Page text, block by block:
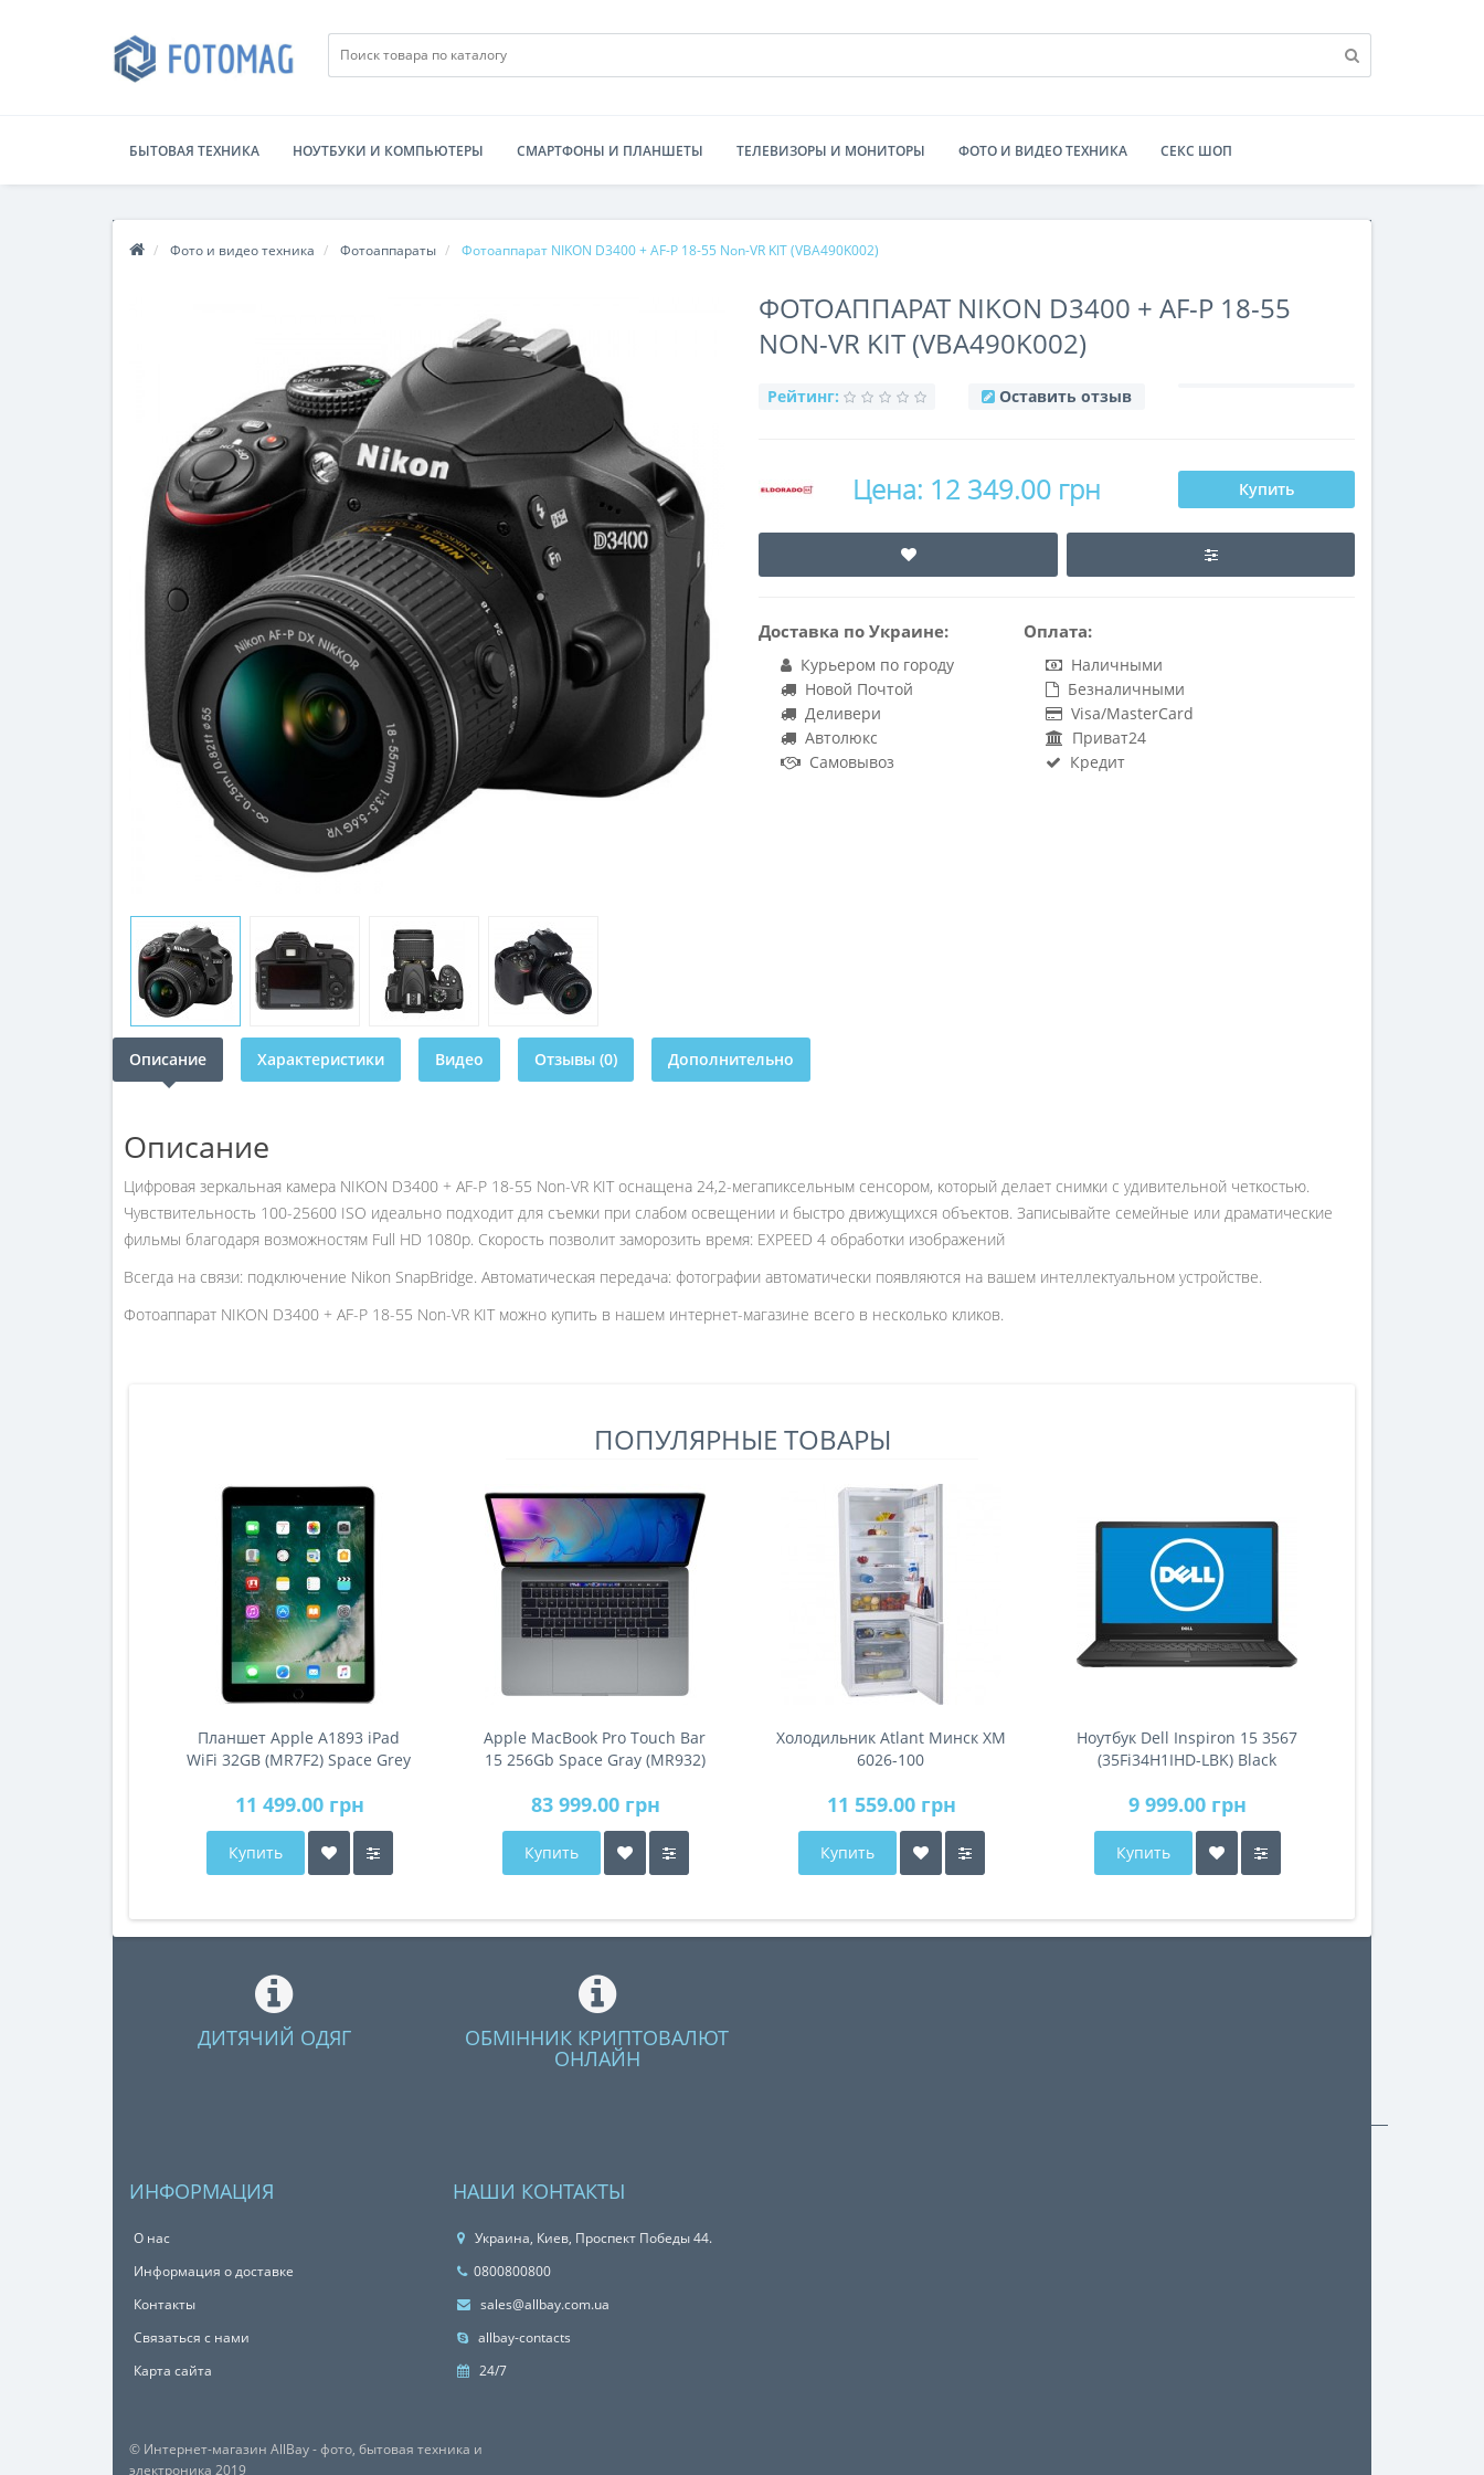
БЫТОВАЯ ТЕХНИКА НОУТБУКИ И КОМПЬЮТЕРЫ СМАРТФОНЫ И ПЛАНШЕТЫ ТЕЛЕВИЗОРЫ И МОНИТОРЫ ФОТО И ВИДЕО ТЕХНИКА СЕКС ШОП
Фото и видео техника Фотоаппараты Фотоаппарат NIKON D3400 + AF-P 18-55 Non-VR KIT (VBA490K002)
ФОТОАППАРАТ NIKON D3400 + AF-P 18-55
NON-VR KIT (VBA490K002)
Рейтинг: Оставить отзыв
Цена: 12 349.00 грн Купить
Доставка по Украине:
Курьером по городу
Новой Почтой
Деливери
Автолюкс
Самовывоз
Оплата:
Наличными
Безналичными
Visa/MasterCard
Приват24
Кредит
Описание Характеристики Видео Отзывы (0) Дополнительно
Описание
Цифровая зеркальная камера NIKON D3400 + AF-P 18-55 Non-VR KIT оснащена 24,2-мегапиксельным сенсором, который делает снимки с удивительной четкостью.
Чувствительность 100-25600 ISO идеально подходит для съемки при слабом освещении и быстро движущихся объектов. Записывайте семейные или драматические
фильмы благодаря возможностям Full HD 1080p. Скорость позволит заморозить время: EXPEED 4 обработки изображений
Всегда на связи: подключение Nikon SnapBridge. Автоматическая передача: фотографии автоматически появляются на вашем интеллектуальном устройстве.
Фотоаппарат NIKON D3400 + AF-P 18-55 Non-VR KIT можно купить в нашем интернет-магазине всего в несколько кликов.
ПОПУЛЯРНЫЕ ТОВАРЫ
Планшет Apple A1893 iPad
WiFi 32GB (MR7F2) Space Grey
11 499.00 грн
Купить
Apple MacBook Pro Touch Bar
15 256Gb Space Gray (MR932)
83 999.00 грн
Купить
Холодильник Atlant Минск ХМ
6026-100
11 559.00 грн
Купить
Ноутбук Dell Inspiron 15 3567
(35Fi34H1IHD-LBK) Black
9 999.00 грн
Купить
ДИТЯЧИЙ ОДЯГ ОБМІННИК КРИПТОВАЛЮТ
ОНЛАЙН
ИНФОРМАЦИЯ
О нас
Информация о доставке
Контакты
Связаться с нами
Карта сайта
НАШИ КОНТАКТЫ
Украина, Киев, Проспект Победы 44.
0800800800
sales@allbay.com.ua
allbay-contacts
24/7
© Интернет-магазин AllBay - фото, бытовая техника и
электроника 2019